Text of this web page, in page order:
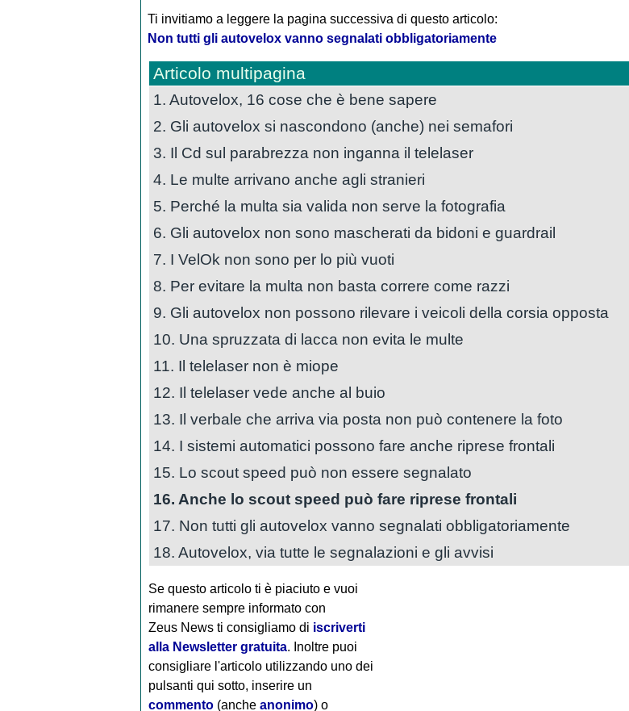
Ti invitiamo a leggere la pagina successiva di questo articolo:
Non tutti gli autovelox vanno segnalati obbligatoriamente
Articolo multipagina
1. Autovelox, 16 cose che è bene sapere
2. Gli autovelox si nascondono (anche) nei semafori
3. Il Cd sul parabrezza non inganna il telelaser
4. Le multe arrivano anche agli stranieri
5. Perché la multa sia valida non serve la fotografia
6. Gli autovelox non sono mascherati da bidoni e guardrail
7. I VelOk non sono per lo più vuoti
8. Per evitare la multa non basta correre come razzi
9. Gli autovelox non possono rilevare i veicoli della corsia opposta
10. Una spruzzata di lacca non evita le multe
11. Il telelaser non è miope
12. Il telelaser vede anche al buio
13. Il verbale che arriva via posta non può contenere la foto
14. I sistemi automatici possono fare anche riprese frontali
15. Lo scout speed può non essere segnalato
16. Anche lo scout speed può fare riprese frontali
17. Non tutti gli autovelox vanno segnalati obbligatoriamente
18. Autovelox, via tutte le segnalazioni e gli avvisi
Se questo articolo ti è piaciuto e vuoi
rimanere sempre informato con
Zeus News ti consigliamo di iscriverti
alla Newsletter gratuita. Inoltre puoi
consigliare l'articolo utilizzando uno dei
pulsanti qui sotto, inserire un
commento(anche anonimo) o